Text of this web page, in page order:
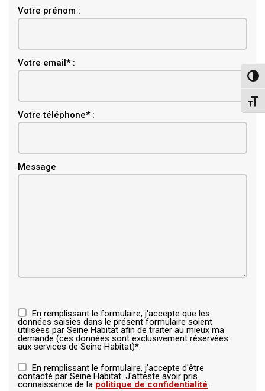
Votre prénom :
Votre email* :
Votre téléphone* :
Message
En remplissant le formulaire, j'accepte que les
données saisies dans le présent formulaire soient
utilisées par Seine Habitat afin de traiter au mieux ma
demande (ces données sont exclusivement réservées
aux services de Seine Habitat)*.
En remplissant le formulaire, j'accepte d'être
contacté par Seine Habitat. J'atteste avoir pris
connaissance de la politique de confidentialité.